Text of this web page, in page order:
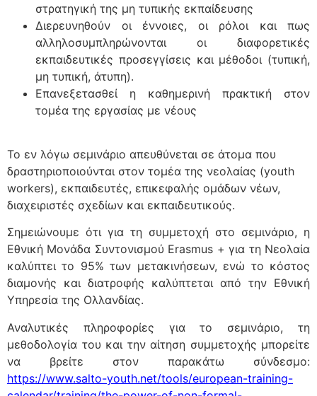
στρατηγική της μη τυπικής εκπαίδευσης
Διερευνηθούν οι έννοιες, οι ρόλοι και πως
αλληλοσυμπληρώνονται οι διαφορετικές
εκπαιδευτικές προσεγγίσεις και μέθοδοι (τυπική,
μη τυπική, άτυπη).
Επανεξετασθεί η καθημερινή πρακτική στον
τομέα της εργασίας με νέους
Το εν λόγω σεμινάριο απευθύνεται σε άτομα που
δραστηριοποιούνται στον τομέα της νεολαίας (youth
workers), εκπαιδευτές, επικεφαλής ομάδων νέων,
διαχειριστές σχεδίων και εκπαιδευτικούς.
Σημειώνουμε ότι για τη συμμετοχή στο σεμινάριο, η
Εθνική Μονάδα Συντονισμού Erasmus + για τη Νεολαία
καλύπτει το 95% των μετακινήσεων, ενώ το κόστος
διαμονής και διατροφής καλύπτεται από την Εθνική
Υπηρεσία της Ολλανδίας.
Αναλυτικές πληροφορίες για το σεμινάριο, τη
μεθοδολογία του και την αίτηση συμμετοχής μπορείτε
να βρείτε στον παρακάτω σύνδεσμο:
https://www.salto-youth.net/tools/european-training-